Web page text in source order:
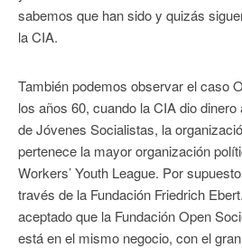
sabemos que han sido y quizás
la CIA.
También podemos observar el caso
los años 60, cuando la CIA dio
de Jóvenes Socialistas, la
pertenece la mayor organización
Workers’ Youth League. Por
través de la Fundación Friedrich
aceptado que la Fundación Open
está en el mismo negocio, con el